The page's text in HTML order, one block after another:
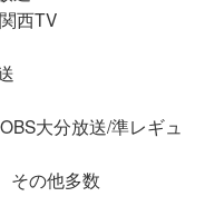
西TV
大分放送/準レギュ
その他多数